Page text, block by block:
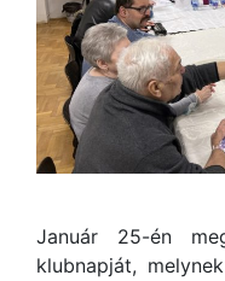
Január 25-én
klubnapját,